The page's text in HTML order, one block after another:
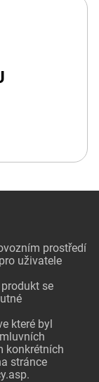
prostředí
uživatele
se
které byl
konkrétních
stránce
.